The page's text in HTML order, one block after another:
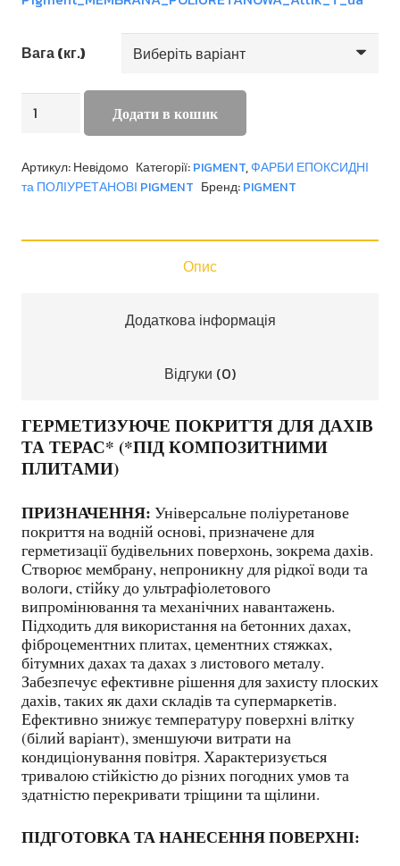
Вага (кг.)
MEMBRANA
POLIURETANOWA
Додати в кошик
Артикул:Невідомо Категорії:PIGMENT,ФАРБИ ЕПОКСИДНІ
та ПОЛІУРЕТАНОВІ PIGMENT Бренд:PIGMENT
Опис
Додаткова інформація
Відгуки (0)
ГЕРМЕТИЗУЮЧЕ ПОКРИТТЯ ДЛЯ ДАХІВ
ТА ТЕРАС* (*ПІД КОМПОЗИТНИМИ
ПЛИТАМИ)
ПРИЗНАЧЕННЯ: Універсальне поліуретанове
покриття на водній основі, призначене для
герметизації будівельних поверхонь, зокрема дахів.
Створює мембрану, непроникну для рідкої води та
вологи, стійку до ультрафіолетового
випромінювання та механічних навантажень.
Підходить для використання на бетонних дахах,
фіброцементних плитах, цементних стяжках,
бітумних дахах та дахах з листового металу.
Забезпечує ефективне рішення для захисту плоских
дахів, таких як дахи складів та супермаркетів.
Ефективно знижує температуру поверхні влітку
(білий варіант), зменшуючи витрати на
кондиціонування повітря. Характеризується
тривалою стійкістю до різних погодних умов та
здатністю перекривати тріщини та щілини.
ПІДГОТОВКА ТА НАНЕСЕННЯ ПОВЕРХНІ: